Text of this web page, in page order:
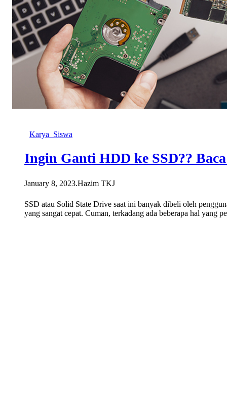
Karya_Siswa
Ingin Ganti HDD ke SSD??
January 8, 2023.Hazim TKJ
SSD atau Solid State Drive saat ini banyak dibeli oleh
yang sangat cepat. Cuman, terkadang ada beberapa hal yang